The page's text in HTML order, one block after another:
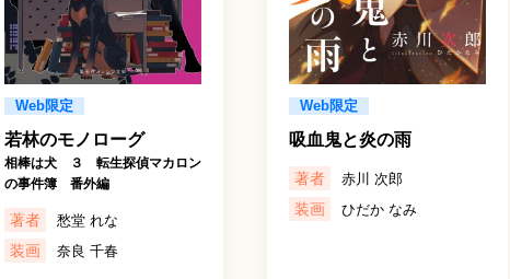
Web限定
若林のモノローグ
相棒は犬 ３ 転生探偵マカロン
の事件簿 番外編
著者 愁堂 れな
装画 奈良 千春
Web限定
吸血鬼と炎の雨
著者 赤川 次郎
装画 ひだか なみ